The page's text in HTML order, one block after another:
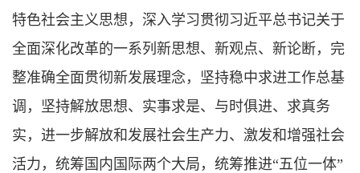
特色社会主义思想，深入学习贯彻习近平总书记关于
全面深化改革的一系列新思想、新观点、新论断，完
整准确全面贯彻新发展理念，坚持稳中求进工作总基
调，坚持解放思想、实事求是、与时俱进、求真务
实，进一步解放和发展社会生产力、激发和增强社会
活力，统筹国内国际两个大局，统筹推进“五位一体”